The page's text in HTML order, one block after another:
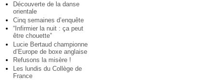
Découverte de la danse
orientale
Cinq semaines d’enquête
“Infirmier la nuit : ça peut
être chouette”
Lucie Bertaud championne
d’Europe de boxe anglaise
Refusons la misère !
Les lundis du Collège de
France